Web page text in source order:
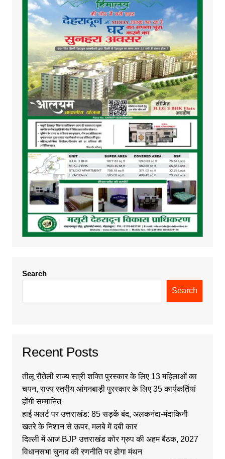
Search
Search
Recent Posts
तीलू रौतेली राज्य स्त्री शक्ति पुरस्कार के लिए 13 महिलाओं का
चयन, राज्य स्तरीय आंगनबाड़ी पुरस्कार के लिए 35 कार्यकर्तियां
होंगी सम्मानित
हाई अलर्ट पर उत्तराखंड: 85 सड़कें बंद, अलकनंदा-मंदाकिनी
खतरे के निशान से ऊपर, मलबे में दबी कार
दिल्ली में आज BJP उत्तराखंड कोर ग्रुप की अहम बैठक, 2027
विधानसभा चुनाव की रणनीति पर होगा मंथन